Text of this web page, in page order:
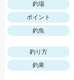
釣場
ポイント
釣魚
釣り方
釣果